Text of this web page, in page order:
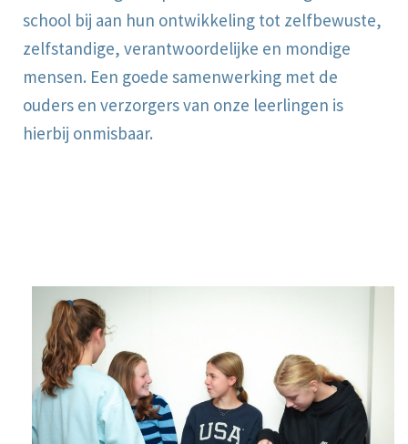
school bij aan hun ontwikkeling tot zelfbewuste,
zelfstandige, verantwoordelijke en mondige
mensen. Een goede samenwerking met de
ouders en verzorgers van onze leerlingen is
hierbij onmisbaar.